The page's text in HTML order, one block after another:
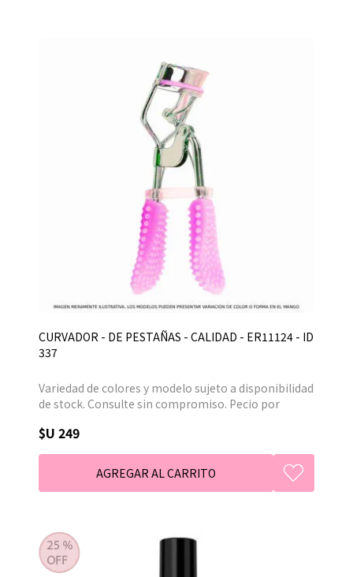
CURVADOR - DE PESTAÑAS - CALIDAD - ER11124 - ID
337
Variedad de colores y modelo sujeto a disponibilidad
de stock. Consulte sin compromiso. Pecio por
$U 249